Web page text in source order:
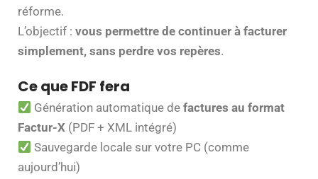
réforme.
L’objectif : vous permettre de continuer à facturer
simplement, sans perdre vos repères.
Ce que FDF fera
Génération automatique defactures au format
Factur-X (PDF + XML intégré)
Sauvegarde locale sur votre PC (comme
aujourd’hui)